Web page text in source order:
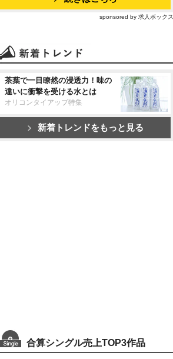
sponsored by 求人ボックス
茶葉で一目瞭然の浸透力！味の
違いに衝撃を受ける水とは
オリコンタイアップ特集
新着トレンドをもっと見る
合算シングル売上TOP3作品